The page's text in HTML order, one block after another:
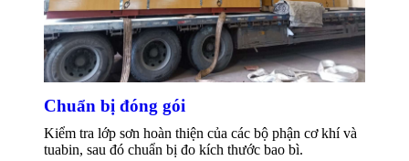
Chuẩn bị đóng gói
Kiểm tra lớp sơn hoàn thiện của các bộ phận cơ khí và
tuabin, sau đó chuẩn bị đo kích thước bao bì.